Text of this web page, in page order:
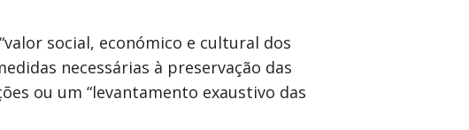
social, económico e cultural dos
necessárias à preservação das
ou um “levantamento exaustivo das